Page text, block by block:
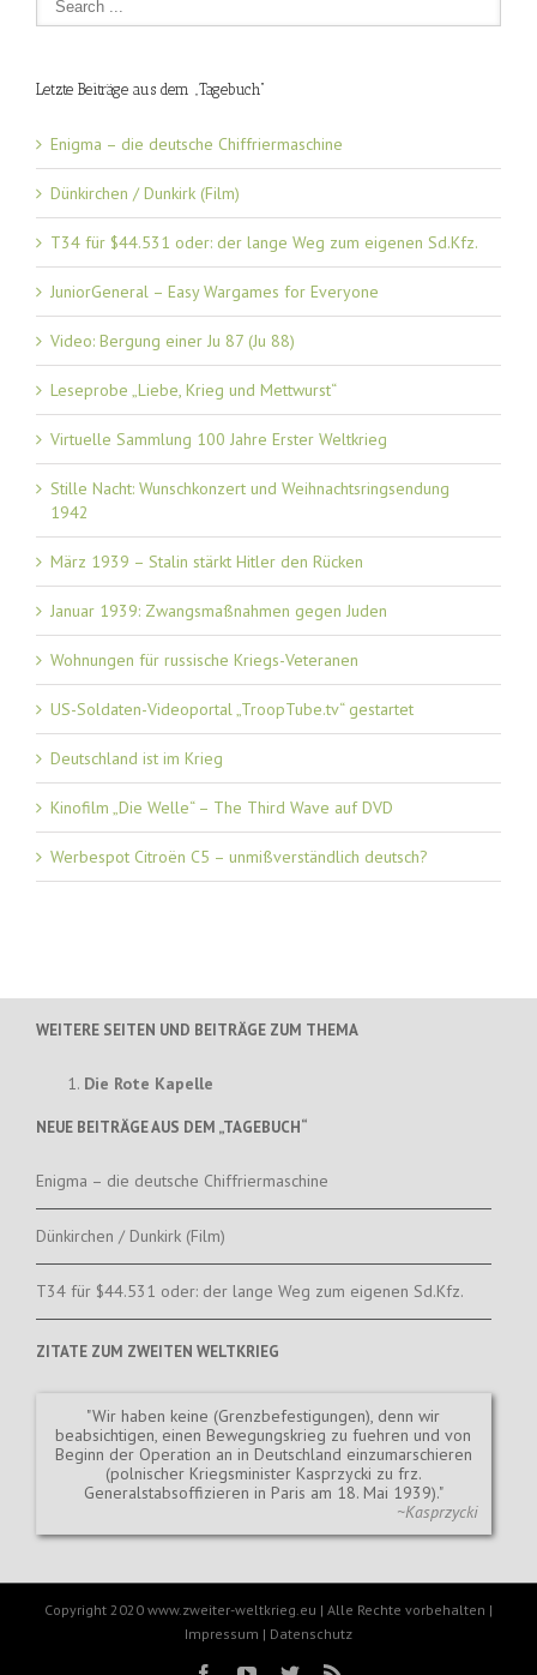
Letzte Beiträge aus dem „Tagebuch“
Enigma – die deutsche Chiffriermaschine
Dünkirchen / Dunkirk (Film)
T34 für $44.531 oder: der lange Weg zum eigenen Sd.Kfz.
JuniorGeneral – Easy Wargames for Everyone
Video: Bergung einer Ju 87 (Ju 88)
Leseprobe „Liebe, Krieg und Mettwurst“
Virtuelle Sammlung 100 Jahre Erster Weltkrieg
Stille Nacht: Wunschkonzert und Weihnachtsringsendung
1942
März 1939 – Stalin stärkt Hitler den Rücken
Januar 1939: Zwangsmaßnahmen gegen Juden
Wohnungen für russische Kriegs-Veteranen
US-Soldaten-Videoportal „TroopTube.tv“ gestartet
Deutschland ist im Krieg
Kinofilm „Die Welle“ – The Third Wave auf DVD
Werbespot Citroën C5 – unmißverständlich deutsch?
WEITERE SEITEN UND BEITRÄGE ZUM THEMA
Die Rote Kapelle
NEUE BEITRÄGE AUS DEM „TAGEBUCH“
Enigma – die deutsche Chiffriermaschine
Dünkirchen / Dunkirk (Film)
T34 für $44.531 oder: der lange Weg zum eigenen Sd.Kfz.
ZITATE ZUM ZWEITEN WELTKRIEG
Wir haben keine (Grenzbefestigungen), denn wir
beabsichtigen, einen Bewegungskrieg zu fuehren und von
Beginn der Operation an in Deutschland einzumarschieren
(polnischer Kriegsminister Kasprzycki zu frz.
Generalstabsoffizieren in Paris am 18. Mai 1939).
~Kasprzycki
Copyright 2020 www.zweiter-weltkrieg.eu | Alle Rechte vorbehalten |
Impressum | Datenschutz